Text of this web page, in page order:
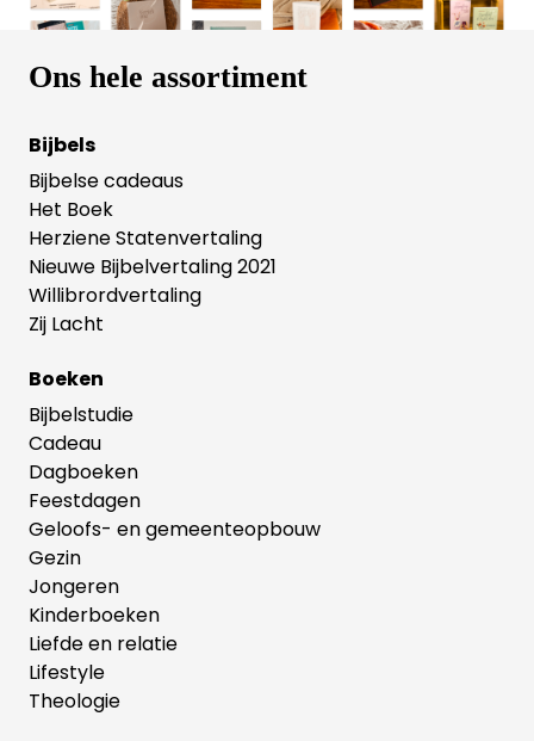
(red.), Romkje Nolles, Arjan van den Noort, Janneke
grappige cartoons zijn gemaakt door Iris Boter.
Ons hele assortiment
Bijbels
Bijbelse cadeaus
Het Boek
Herziene Statenvertaling
Nieuwe Bijbelvertaling 2021
Willibrordvertaling
Zij Lacht
Boeken
Bijbelstudie
Cadeau
Dagboeken
Feestdagen
Geloofs- en gemeenteopbouw
Gezin
Jongeren
Kinderboeken
Liefde en relatie
Lifestyle
Theologie